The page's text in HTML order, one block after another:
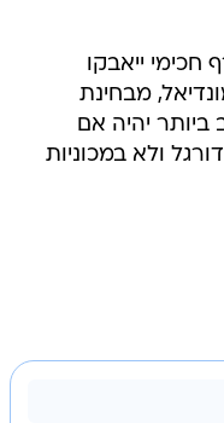
ייאבקו
מבחינת
ביותר יהיה אם
ולא במכוניות